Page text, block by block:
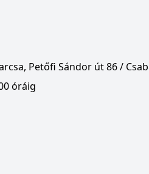
Petőfi Sándor út 86 /
óráig